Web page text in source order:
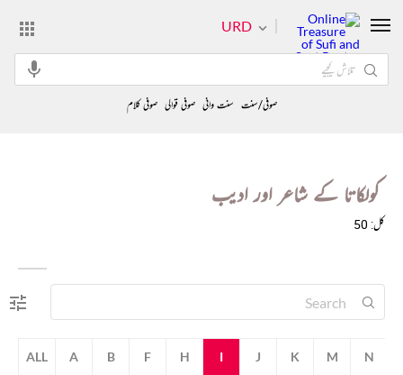
کولکاتا کے شاعر اور ادیب
کل: 50
ALL A B F H I J K M N
URD
صوفی/سنت سنت وانی صوفی قوالی صوفی کلام